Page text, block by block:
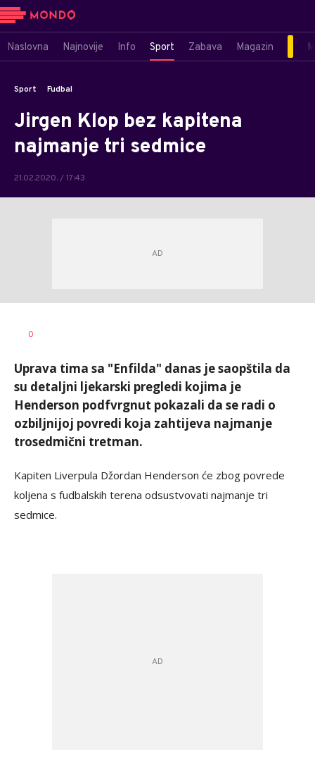
Naslovna Najnovije Info Sport Zabava Magazin
Sport Fudbal
Jirgen Klop bez kapitena
najmanje tri sedmice
21.02.2020. / 17:43
AUTOR
0
Uprava tima sa "Enfilda" danas je saopštila da
su detaljni ljekarski pregledi kojima je
Henderson podfvrgnut pokazali da se radi o
ozbiljnijoj povredi koja zahtijeva najmanje
trosedmični tretman.
Kapiten Liverpula Džordan Henderson će zbog povrede
koljena s fudbalskih terena odsustvovati najmanje tri
sedmice.